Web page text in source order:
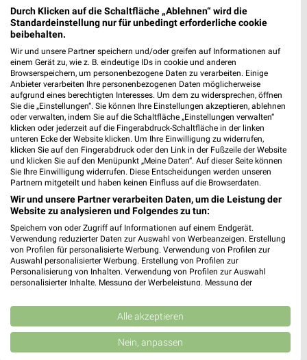
Heute geschlossen
Fressnapf Schwarzenbek
Hans-Koch-Ring 7
21493 Schwarzenbek
Heute geschlossen
223,58 km • Angebote: 1 Prospekt
Großmoorbogen 13a
Heute
geschlossen
249,88 km • Angebote: 1 Prospekt
ZOO & Co. Uelzen
Tile-Hagemann-Str. 21
29525 Uelzen
Durch Klicken auf die Schaltfläche „Ablehnen“ wird die
Standardeinstellung nur für unbedingt erforderliche cookie
beibehalten.
Wir und unsere Partner speichern und/oder greifen auf Informationen auf
einem Gerät zu, wie z. B. eindeutige IDs in cookie und anderen
Browserspeichern, um personenbezogene Daten zu verarbeiten. Einige
Anbieter verarbeiten Ihre personenbezogenen Daten möglicherweise
aufgrund eines berechtigten Interesses. Um dem zu widersprechen, öffnen
Sie die „Einstellungen“. Sie können Ihre Einstellungen akzeptieren, ablehnen
oder verwalten, indem Sie auf die Schaltfläche „Einstellungen verwalten“
klicken oder jederzeit auf die Fingerabdruck-Schaltfläche in der linken
unteren Ecke der Website klicken. Um Ihre Einwilligung zu widerrufen,
klicken Sie auf den Fingerabdruck oder den Link in der Fußzeile der Website
und klicken Sie auf den Menüpunkt „Meine Daten“. Auf dieser Seite können
Sie Ihre Einwilligung widerrufen. Diese Entscheidungen werden unseren
Partnern mitgeteilt und haben keinen Einfluss auf die Browserdaten.
Wir und unsere Partner verarbeiten Daten, um die Leistung der
Website zu analysieren und Folgendes zu tun:
Speichern von oder Zugriff auf Informationen auf einem Endgerät.
Verwendung reduzierter Daten zur Auswahl von Werbeanzeigen. Erstellung
von Profilen für personalisierte Werbung. Verwendung von Profilen zur
Auswahl personalisierter Werbung. Erstellung von Profilen zur
Personalisierung von Inhalten. Verwendung von Profilen zur Auswahl
personalisierter Inhalte. Messung der Werbeleistung. Messung der
Kombinationen von Daten aus verschiedenen Quellen. Entwicklung und
Verbesserung der Angebote. Verwendung reduzierter Daten zur Auswahl
von Inhalten.
Daten können außerhalb der Europäischen Union weitergegeben und in die
USA gesendet werden.
Alle akzeptieren
Nein, anpassen